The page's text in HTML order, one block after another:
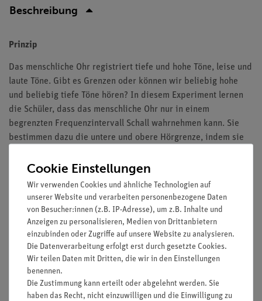
Beschreibung
Prinzip
Das menschliche Ohr registriert tiefe und hohe Töne, leise und
laute Töne. Gibt es Grenzen oder können wir beliebig hohe
und beliebig tiefe Töne hören? In diesem Experiment lernen
die Schüler, dass das menschliche Ohr nur in einem
begrenzten Frequenzintervall Schall wahrnehmen kann. Sie
bestimmen dazu die untere und obere Hörgrenze, indem sie
Vorteile
Versuch ist Teil einer Komplettlösung mit insgesamt 22
Versuchen zu den Themen Schallerzeugung, -ausbreitung
und -wahrnehmung, Schwingungen und Wellen
Besonders geeignet für den Einstiegsthema in die
Physik im Allgemeinen
Mit detaillierten Lehrerinformationen
Besonders geeignet bei knapper Zeitplanung, da
Cookie Einstellungen
Wir verwenden Cookies und ähnliche Technologien auf
unserer Website und verarbeiten personenbezogene Daten
von Besucher:innen (z.B. IP-Adresse), um z.B. Inhalte und
Anzeigen zu personalisieren, Medien von Drittanbietern
einzubinden oder Zugriffe auf unsere Website zu analysieren.
Die Datenverarbeitung erfolgt erst durch gesetzte Cookies.
Wir teilen Daten mit Dritten, die wir in den Einstellungen
benennen.
Die Zustimmung kann erteilt oder abgelehnt werden. Sie
haben das Recht, nicht einzuwilligen und die Einwilligung zu